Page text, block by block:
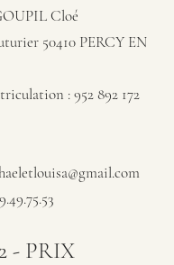
Cloé
50410 PERCY EN
:952 892 172
- PRIX